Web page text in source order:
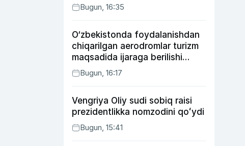
Bugun, 16:35
O‘zbekistonda foydalanishdan
chiqarilgan aerodromlar turizm
maqsadida ijaraga berilishi
mumkin
Bugun, 16:17
Vengriya Oliy sudi sobiq raisi
prezidentlikka nomzodini qoʻydi
Bugun, 15:41